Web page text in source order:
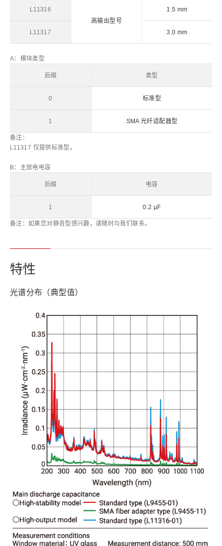
L11316
高输出型号
1.5 mm
L11317 3.0 mm
A：模块类型
后缀 类型
0 标准型
1 SMA 光纤适配器型
备注：
L11317 仅提供标准型。
B：主放电电容
后缀 电容
1 0.2 µF
备注：如果您对静音型感兴趣，请随时与我们联系。
特性
光谱分布（典型值）